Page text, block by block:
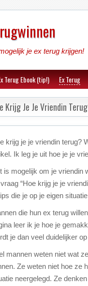
je ex terug krijgen!
Terug Ebook (tip!) Ex Terug
Krijg Je Je Vriendin
krijg je je vriendin terug?
Ik leg je uit hoe je je
is mogelijk om je vriendin
“Hoe krijg je je
die je op je eigen
die hun ex terug
leer ik je hoe je
je dan veel duidelijker
mannen weten niet wat
Ze weten niet hoe ze
neergelegd. Ze